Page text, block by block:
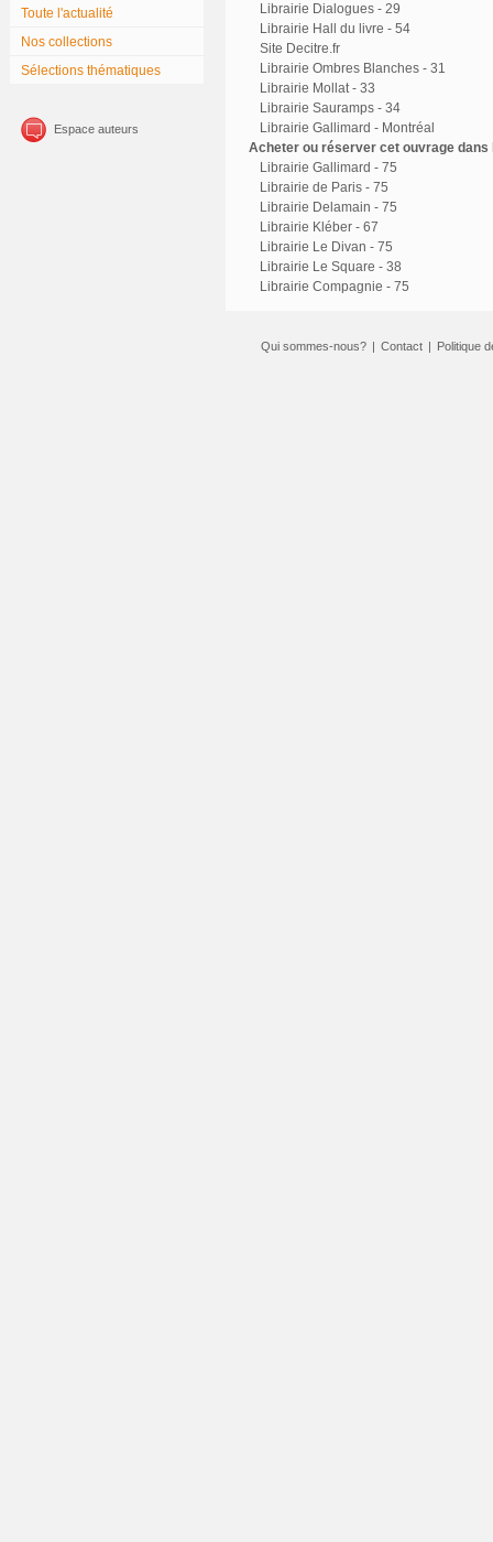
Toute l'actualité
Nos collections
Sélections thématiques
Espace auteurs
Librairie Dialogues - 29
Librairie Hall du livre - 54
Site Decitre.fr
Librairie Ombres Blanches - 31
Librairie Mollat - 33
Librairie Sauramps - 34
Librairie Gallimard - Montréal
Acheter ou réserver cet ouvrage
Librairie Gallimard - 75
Librairie de Paris - 75
Librairie Delamain - 75
Librairie Kléber - 67
Librairie Le Divan - 75
Librairie Le Square - 38
Librairie Compagnie - 75
Qui sommes-nous? | Contact | Politique